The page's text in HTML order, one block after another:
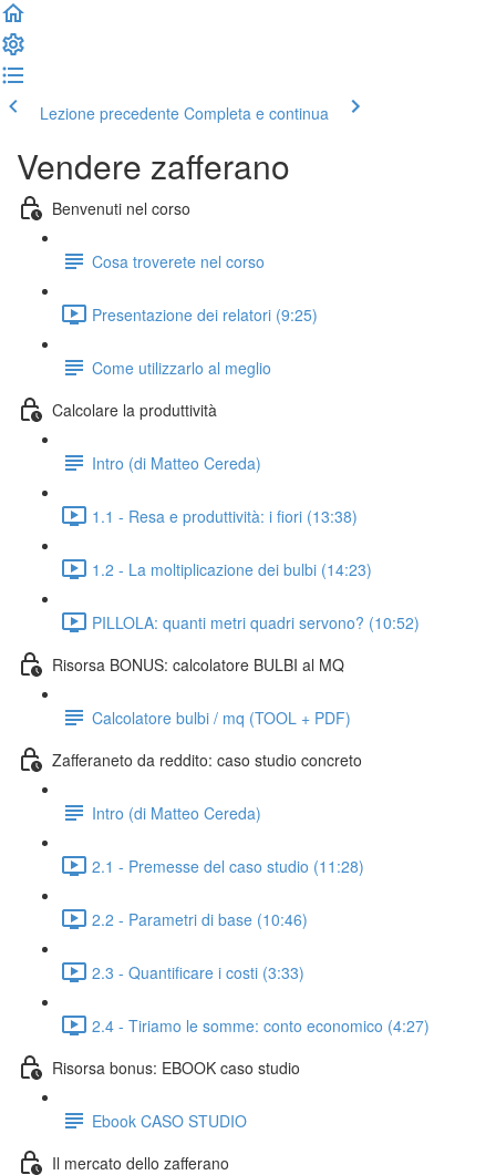
Lezione precedente Completa e continua
Vendere zafferano
Benvenuti nel corso
Cosa troverete nel corso
Presentazione dei relatori (9:25)
Come utilizzarlo al meglio
Calcolare la produttività
Intro (di Matteo Cereda)
1.1 - Resa e produttività: i fiori (13:38)
1.2 - La moltiplicazione dei bulbi (14:23)
PILLOLA: quanti metri quadri servono? (10:52)
Risorsa BONUS: calcolatore BULBI al MQ
Calcolatore bulbi / mq (TOOL + PDF)
Zafferaneto da reddito: caso studio concreto
Intro (di Matteo Cereda)
2.1 - Premesse del caso studio (11:28)
2.2 - Parametri di base (10:46)
2.3 - Quantificare i costi (3:33)
2.4 - Tiriamo le somme: conto economico (4:27)
Risorsa bonus: EBOOK caso studio
Ebook CASO STUDIO
Il mercato dello zafferano